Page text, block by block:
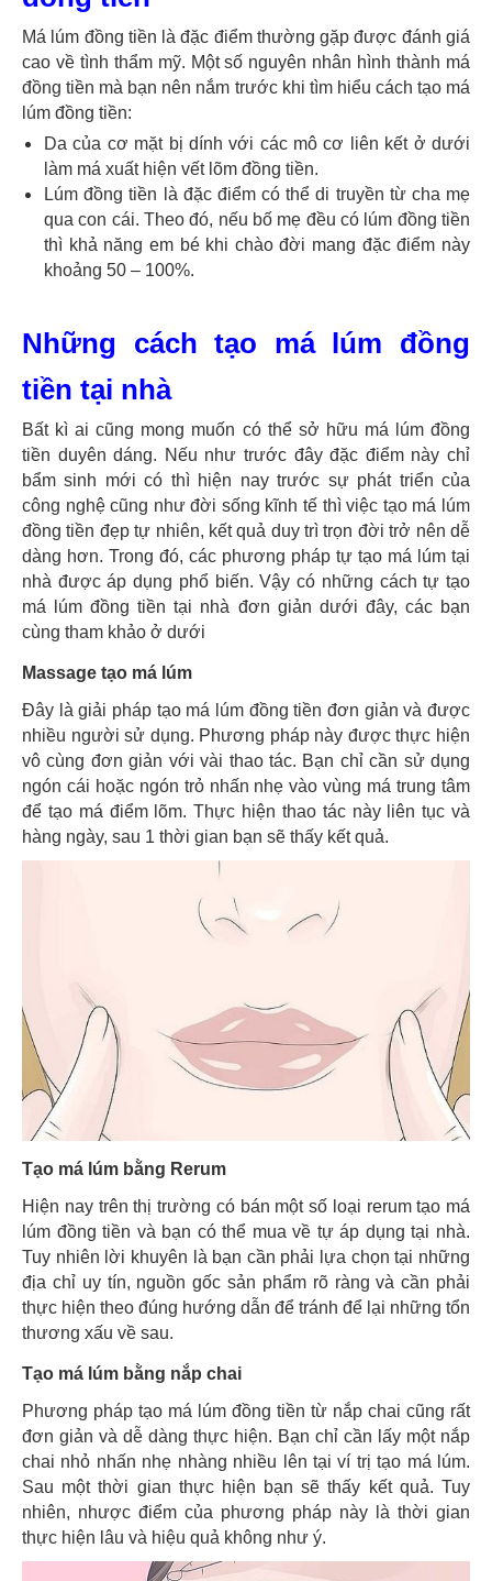
Má lúm đồng tiền là đặc điểm thường gặp được đánh giá
cao về tình thẩm mỹ. Một số nguyên nhân hình thành má
đồng tiền mà bạn nên nắm trước khi tìm hiểu cách tạo má
lúm đồng tiền:
Da của cơ mặt bị dính với các mô cơ liên kết ở dưới
làm má xuất hiện vết lõm đồng tiền.
Lúm đồng tiền là đặc điểm có thể di truyền từ cha mẹ
qua con cái. Theo đó, nếu bố mẹ đều có lúm đồng tiền
thì khả năng em bé khi chào đời mang đặc điểm này
khoảng 50 – 100%.
Những cách tạo má lúm đồng
tiền tại nhà
Bất kì ai cũng mong muốn có thể sở hữu má lúm đồng
tiền duyên dáng. Nếu như trước đây đặc điểm này chỉ
bẩm sinh mới có thì hiện nay trước sự phát triển của
công nghệ cũng như đời sống kĩnh tế thì việc tạo má lúm
đồng tiền đẹp tự nhiên, kết quả duy trì trọn đời trở nên dễ
dàng hơn. Trong đó, các phương pháp tự tạo má lúm tại
nhà được áp dụng phổ biến. Vậy có những cách tự tạo
má lúm đồng tiền tại nhà đơn giản dưới đây, các bạn
cùng tham khảo ở dưới
Massage tạo má lúm
Đây là giải pháp tạo má lúm đồng tiền đơn giản và được
nhiều người sử dụng. Phương pháp này được thực hiện
vô cùng đơn giản với vài thao tác. Bạn chỉ cần sử dụng
ngón cái hoặc ngón trỏ nhấn nhẹ vào vùng má trung tâm
để tạo má điểm lõm. Thực hiện thao tác này liên tục và
hàng ngày, sau 1 thời gian bạn sẽ thấy kết quả.
Tạo má lúm bằng Rerum
Hiện nay trên thị trường có bán một số loại rerum tạo má
lúm đồng tiền và bạn có thể mua về tự áp dụng tại nhà.
Tuy nhiên lời khuyên là bạn cần phải lựa chọn tại những
địa chỉ uy tín, nguồn gốc sản phẩm rõ ràng và cần phải
thực hiện theo đúng hướng dẫn để tránh để lại những tổn
thương xấu về sau.
Tạo má lúm bằng nắp chai
Phương pháp tạo má lúm đồng tiền từ nắp chai cũng rất
đơn giản và dễ dàng thực hiện. Bạn chỉ cần lấy một nắp
chai nhỏ nhấn nhẹ nhàng nhiều lên tại ví trị tạo má lúm.
Sau một thời gian thực hiện bạn sẽ thấy kết quả. Tuy
nhiên, nhược điểm của phương pháp này là thời gian
thực hiện lâu và hiệu quả không như ý.